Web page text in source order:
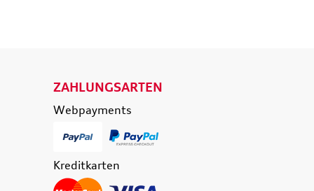
ZAHLUNGSARTEN
Webpayments
Kreditkarten